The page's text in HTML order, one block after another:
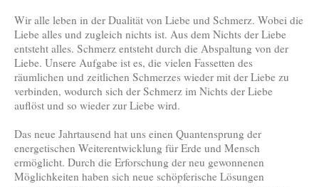
Wir alle leben in der Dualität von Liebe und Schmerz. Wobei die
Liebe alles und zugleich nichts ist. Aus dem Nichts der Liebe
entsteht alles. Schmerz entsteht durch die Abspaltung von der
Liebe. Unsere Aufgabe ist es, die vielen Fassetten des
räumlichen und zeitlichen Schmerzes wieder mit der Liebe zu
verbinden, wodurch sich der Schmerz im Nichts der Liebe
auflöst und so wieder zur Liebe wird.
Das neue Jahrtausend hat uns einen Quantensprung der
energetischen Weiterentwicklung für Erde und Mensch
ermöglicht. Durch die Erforschung der neu gewonnenen
Möglichkeiten haben sich neue schöpferische Lösungen